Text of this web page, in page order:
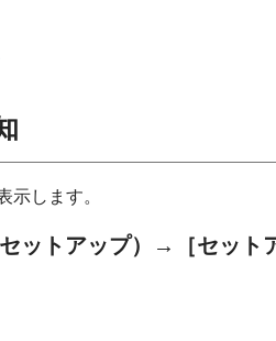
示します。
セットアップ）→ ［セット